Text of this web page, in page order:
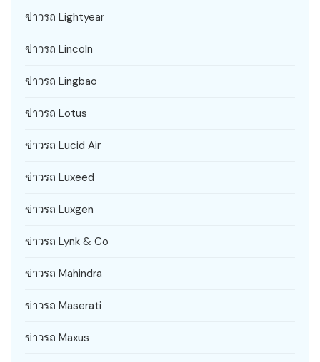
ข่าวรถ Lightyear
ข่าวรถ Lincoln
ข่าวรถ Lingbao
ข่าวรถ Lotus
ข่าวรถ Lucid Air
ข่าวรถ Luxeed
ข่าวรถ Luxgen
ข่าวรถ Lynk & Co
ข่าวรถ Mahindra
ข่าวรถ Maserati
ข่าวรถ Maxus